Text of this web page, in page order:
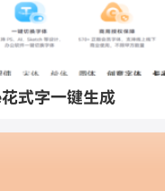
式字一键生成